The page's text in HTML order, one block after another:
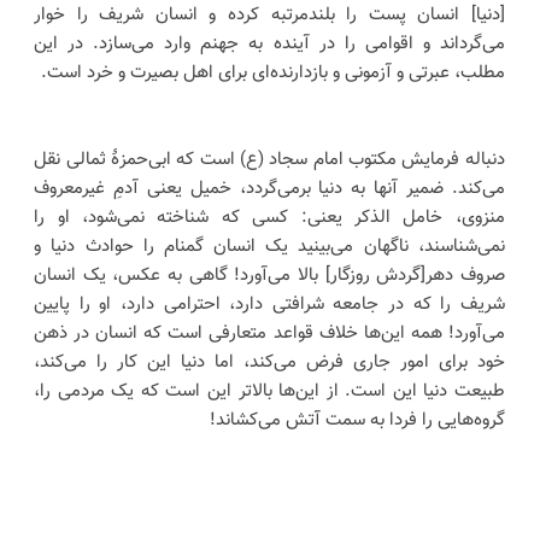
[دنیا] انسان پست را بلندمرتبه کرده و انسان شریف را خوار
می‌گرداند و اقوامی را در آینده به جهنم وارد می‌سازد. در این
مطلب، عبرتی و آزمونی و بازدارنده‌ای برای اهل بصیرت و خرد است.
دنباله فرمایش مکتوب امام سجاد (ع) است که ابی‌حمزۀ ثمالی نقل
می‌کند. ضمیر آنها به دنیا برمی‌گردد، خمیل یعنی آدمِ غیرمعروف
منزوی، خامل الذکر یعنی: کسی که شناخته نمی‌شود، او را
نمی‌شناسند، ناگهان می‌بینید یک انسان گمنام را حوادث دنیا و
صروف دهر[گردش روزگار] بالا می‌آورد! گاهی به عکس، یک انسان
شریف را که در جامعه شرافتی دارد، احترامی دارد، او را پایین
می‌آورد! همه این‌ها خلاف قواعد متعارفی است که انسان در ذهن
خود برای امور جاری فرض می‌کند، اما دنیا این کار را می‌کند،
طبیعت دنیا این است. از این‌ها بالاتر این است که یک مردمی را،
گروه‌هایی را فردا به سمت آتش می‌کشاند!